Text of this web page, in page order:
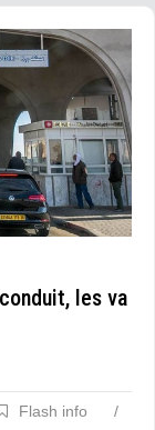
les va
Flash info
/